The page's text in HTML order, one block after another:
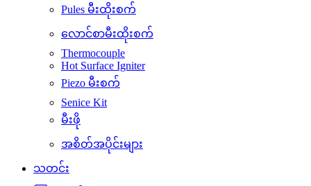
Pules မီးထိုးစက်
လောင်စာမီးထိုးစက်
Thermocouple
Hot Surface Igniter
Piezo မီးစက်
Senice Kit
မီးဖို
အစိတ်အပိုင်းများ
သတင်း